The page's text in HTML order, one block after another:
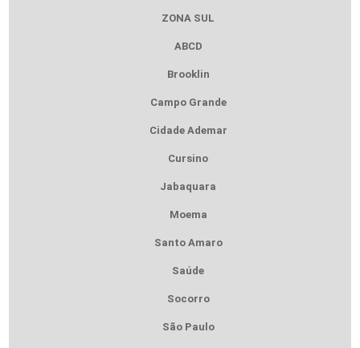
ZONA SUL
ABCD
Brooklin
Campo Grande
Cidade Ademar
Cursino
Jabaquara
Moema
Santo Amaro
Saúde
Socorro
São Paulo